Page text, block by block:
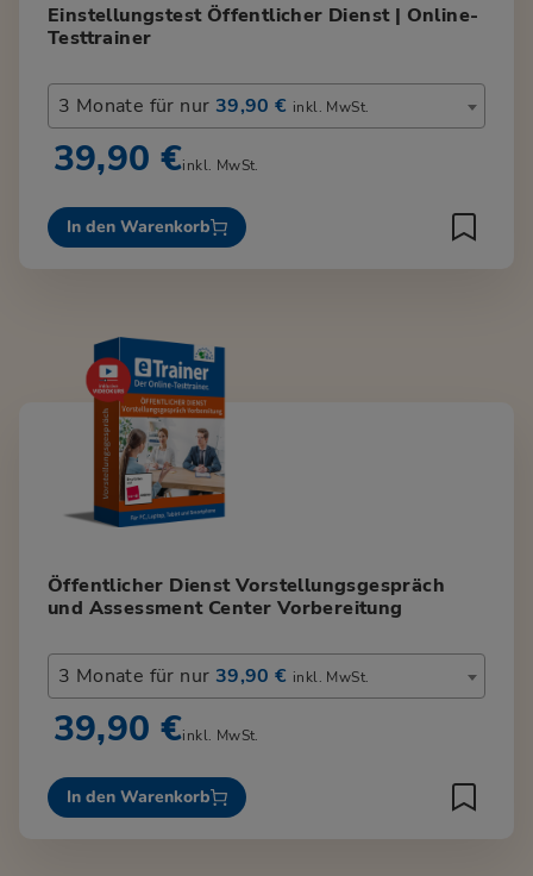
Einstellungstest Öffentlicher Dienst | Online-
Testtrainer
3 Monate für nur 39,90 € inkl. MwSt.
39,90 €inkl. MwSt.
In den Warenkorb
Öffentlicher Dienst Vorstellungsgespräch
und Assessment Center Vorbereitung
3 Monate für nur 39,90 € inkl. MwSt.
39,90 €inkl. MwSt.
In den Warenkorb